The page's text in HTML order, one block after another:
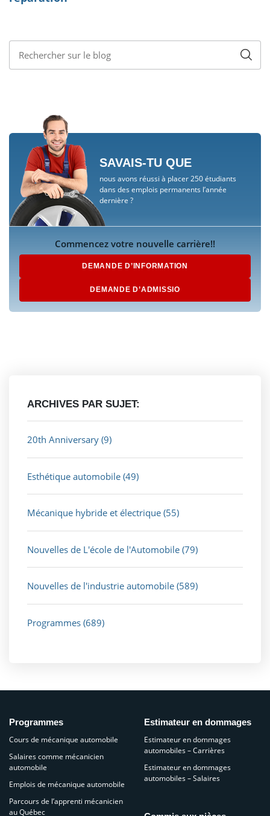
SAVAIS-TU QUE
nous avons réussi à placer 250 étudiants
dans des emplois permanents l’année
dernière ?
Commencez votre nouvelle carrière!!
DEMANDE D’INFORMATION
DEMANDE D’ADMISSIO
ARCHIVES PAR SUJET:
20th Anniversary (9)
Esthétique automobile (49)
Mécanique hybride et électrique (55)
Nouvelles de L'école de l'Automobile (79)
Nouvelles de l'industrie automobile (589)
Programmes (689)
Programmes
Cours de mécanique automobile
Salaires comme mécanicien
automobile
Emplois de mécanique automobile
Parcours de l’apprenti mécanicien
au Québec
Estimateur en dommages
Estimateur en dommages
automobiles – Carrières
Estimateur en dommages
automobiles – Salaires